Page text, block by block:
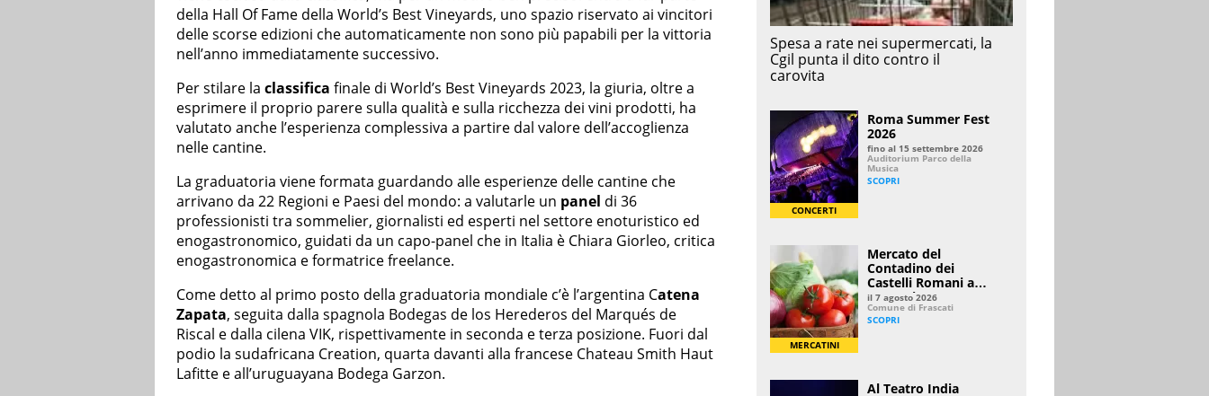
della Hall Of Fame della World’s Best Vineyards, uno spazio riservato ai vincitori
delle scorse edizioni che automaticamente non sono più papabili per la vittoria
nell’anno immediatamente successivo.
Per stilare la classifica finale di World’s Best Vineyards 2023, la giuria, oltre a
esprimere il proprio parere sulla qualità e sulla ricchezza dei vini prodotti, ha
valutato anche l’esperienza complessiva a partire dal valore dell’accoglienza
nelle cantine.
La graduatoria viene formata guardando alle esperienze delle cantine che
arrivano da 22 Regioni e Paesi del mondo: a valutarle un panel di 36
professionisti tra sommelier, giornalisti ed esperti nel settore enoturistico ed
enogastronomico, guidati da un capo-panel che in Italia è Chiara Giorleo, critica
enogastronomica e formatrice freelance.
Come detto al primo posto della graduatoria mondiale c’è l’argentina Catena
Zapata, seguita dalla spagnola Bodegas de los Herederos del Marqués de
Riscal e dalla cilena VIK, rispettivamente in seconda e terza posizione. Fuori dal
podio la sudafricana Creation, quarta davanti alla francese Chateau Smith Haut
Lafitte e all’uruguayana Bodega Garzon.